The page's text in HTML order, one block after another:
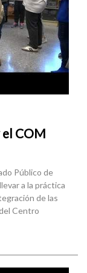
COM
Público de
a la práctica
de las
Centro